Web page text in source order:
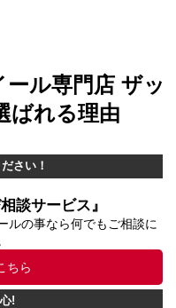
ル専門店 ザッ
ばれる理由
さい！
談サービス』
ルの事なら何でもご相談に
ちら
!